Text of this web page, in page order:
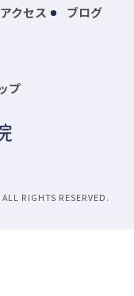
アクセス ブログ
プ
RIGHTS RESERVED.